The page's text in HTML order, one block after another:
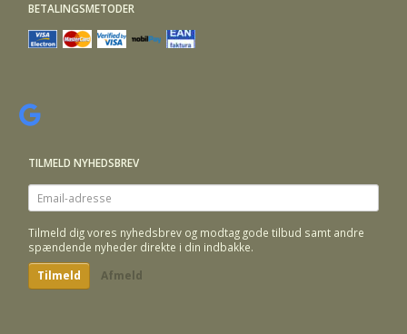
BETALINGSMETODER
TILMELD NYHEDSBREV
Email-
adresse
Tilmeld dig vores nyhedsbrev og modtag gode tilbud samt andre
spændende nyheder direkte i din indbakke.
Tilmeld Afmeld